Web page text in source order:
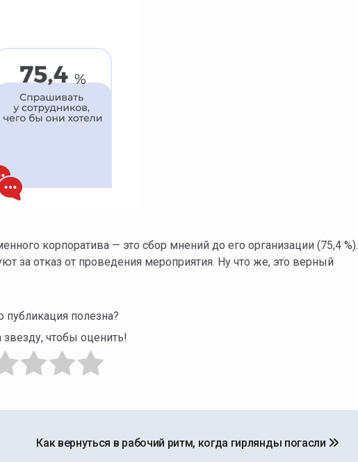
корпоратива — это сбор мнений до его организации (75,4 %).
за отказ от проведения мероприятия. Ну что же, это верный
публикация полезна?
чтобы оценить!
Как вернуться в рабочий ритм, когда гирлянды погасли